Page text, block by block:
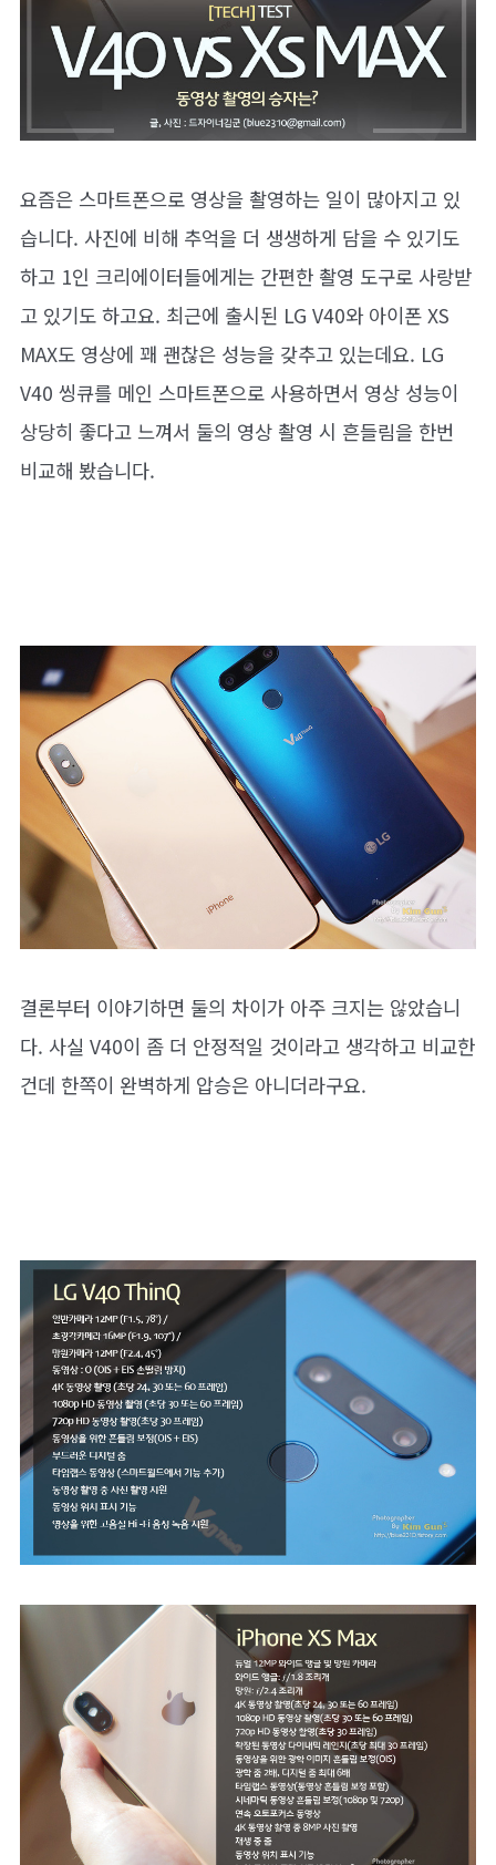
요즘은 스마트폰으로 영상을 촬영하는 일이 많아지고 있
습니다. 사진에 비해 추억을 더 생생하게 담을 수 있기도
하고 1인 크리에이터들에게는 간편한 촬영 도구로 사랑받
고 있기도 하고요. 최근에 출시된 LG V40와 아이폰 XS
MAX도 영상에 꽤 괜찮은 성능을 갖추고 있는데요. LG
V40 씽큐를 메인 스마트폰으로 사용하면서 영상 성능이
상당히 좋다고 느껴서 둘의 영상 촬영 시 흔들림을 한번
비교해 봤습니다.
결론부터 이야기하면 둘의 차이가 아주 크지는 않았습니
다. 사실 V40이 좀 더 안정적일 것이라고 생각하고 비교한
건데 한쪽이 완벽하게 압승은 아니더라구요.